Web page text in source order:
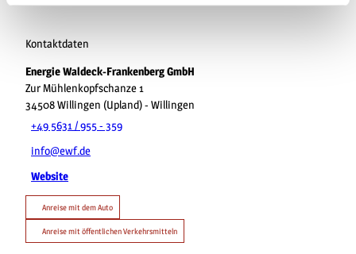
Kontaktdaten
Energie Waldeck-Frankenberg GmbH
Zur Mühlenkopfschanze 1
34508Willingen (Upland)- Willingen
+49 5631 / 955 - 359
info@ewf.de
Website
Anreise mit dem Auto
Anreise mit öffentlichen Verkehrsmitteln